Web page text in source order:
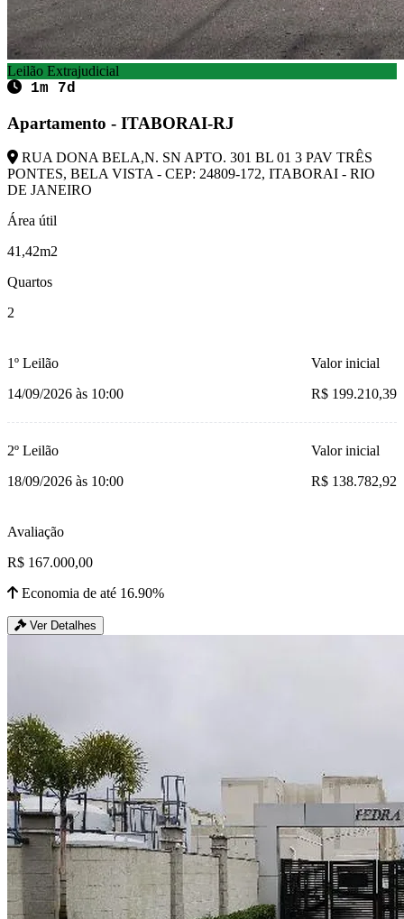
Leilão Extrajudicial
1m 7d
Apartamento - ITABORAI-RJ
RUA DONA BELA,N. SN APTO. 301 BL 01 3 PAV TRÊS
PONTES, BELA VISTA - CEP: 24809-172, ITABORAI - RIO
DE JANEIRO
Área útil
41,42m2
Quartos
2
1º Leilão
14/09/2026 às 10:00
Valor inicial
R$ 199.210,39
2º Leilão
18/09/2026 às 10:00
Valor inicial
R$ 138.782,92
Avaliação
R$ 167.000,00
Economia de até 16.90%
Ver Detalhes